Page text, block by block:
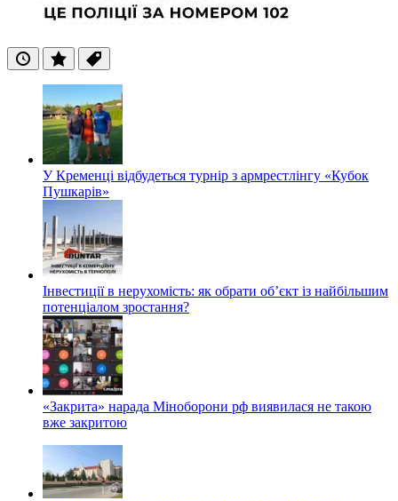
ОстанніПопулярні
Теги
У Кременці відбудеться турнір з армрестлінгу «Кубок
Пушкарів»
Інвестиції в нерухомість: як обрати об’єкт із найбільшим
потенціалом зростання?
«Закрита» нарада Міноборони рф виявилася не такою
вже закритою